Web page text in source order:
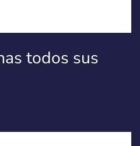
todos sus